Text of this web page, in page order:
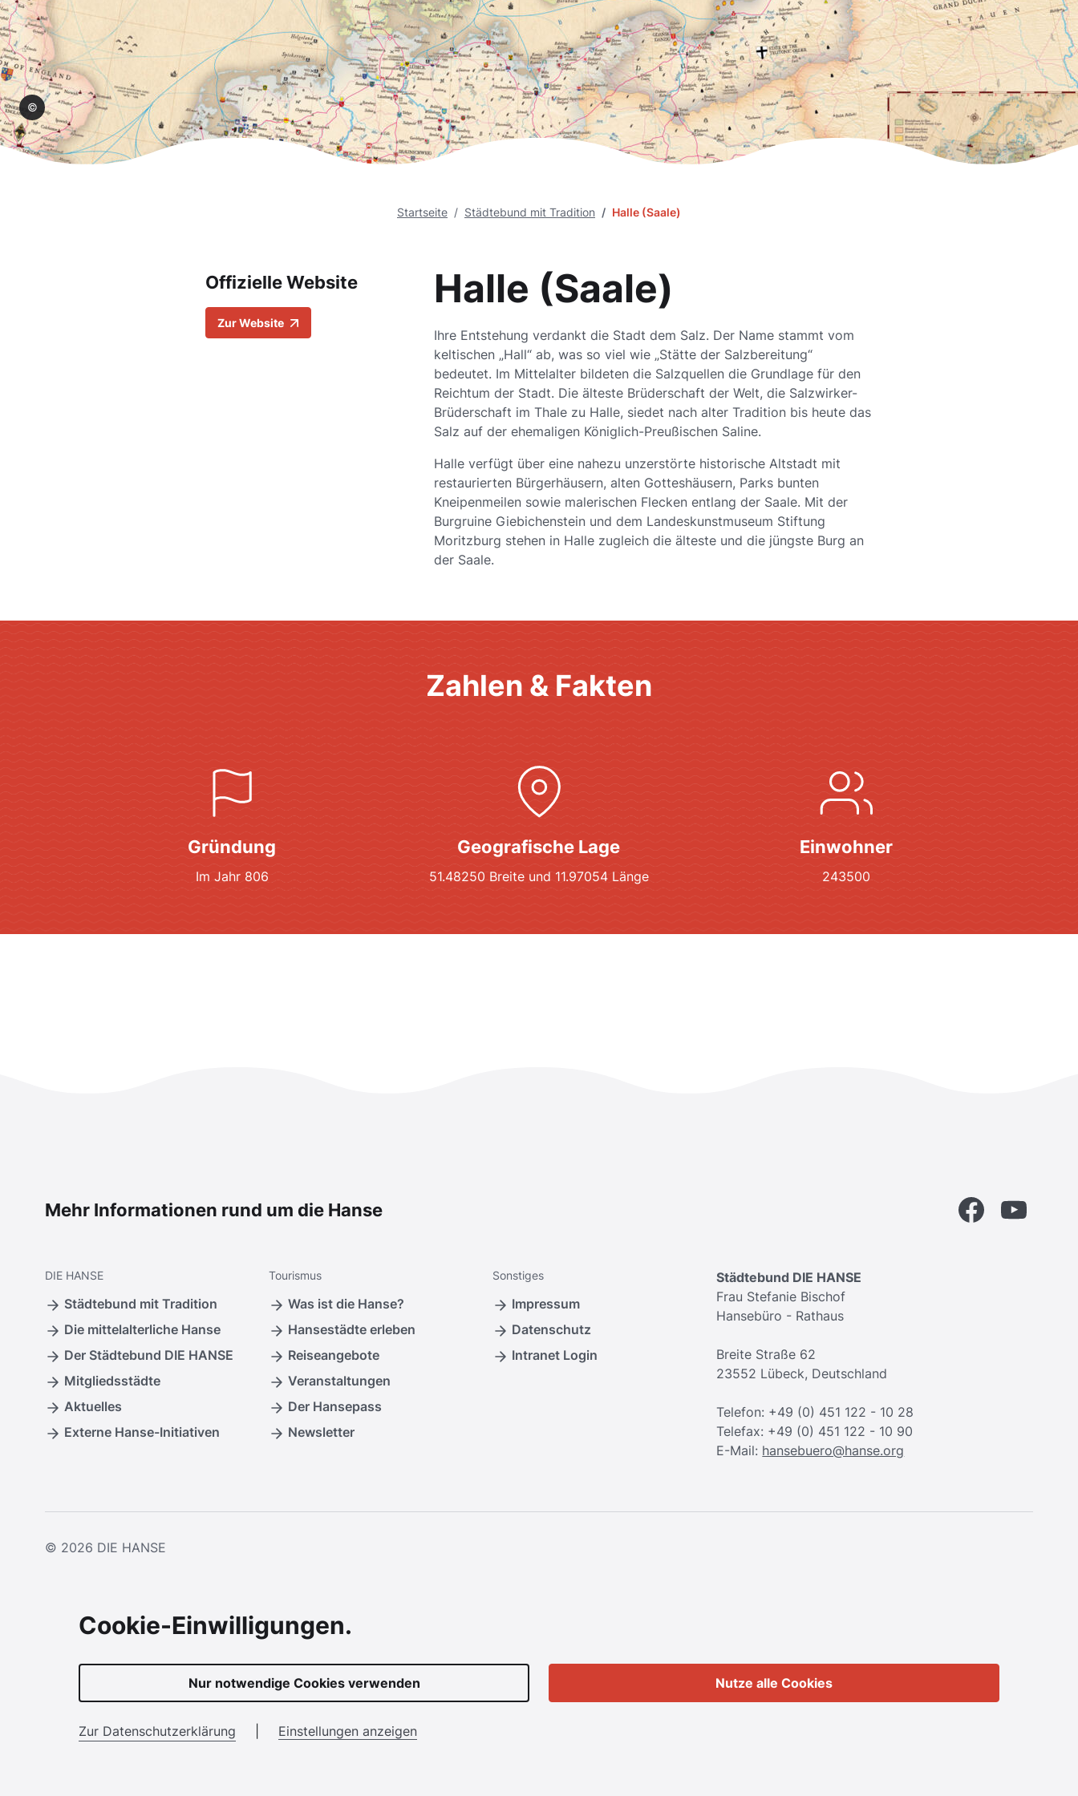
Cookie-Einwilligungen.
Zur Datenschutzerklärung Einstellungen anzeigen
Nur notwendige Cookies verwenden Nutze alle Cookies
Startseite Städtebund mit Tradition Halle (Saale)
Halle (Saale)
Ihre Entstehung verdankt die Stadt dem Salz. Der Name stammt vom
keltischen „Hall“ ab, was so viel wie „Stätte der Salzbereitung“
bedeutet. Im Mittelalter bildeten die Salzquellen die Grundlage für den
Reichtum der Stadt. Die älteste Brüderschaft der Welt, die Salzwirker-
Brüderschaft im Thale zu Halle, siedet nach alter Tradition bis heute das
Salz auf der ehemaligen Königlich-Preußischen Saline.
Halle verfügt über eine nahezu unzerstörte historische Altstadt mit
restaurierten Bürgerhäusern, alten Gotteshäusern, Parks bunten
Kneipenmeilen sowie malerischen Flecken entlang der Saale. Mit der
Burgruine Giebichenstein und dem Landeskunstmuseum Stiftung
Moritzburg stehen in Halle zugleich die älteste und die jüngste Burg an
der Saale.
Offizielle Website
Zur Website
Zahlen & Fakten
Gründung
Im Jahr 806
Geografische Lage
51.48250 Breite und 11.97054 Länge
Einwohner
243500
Mehr Informationen rund um die Hanse FacebookYouTube
DIE HANSE
Städtebund mit Tradition
Die mittelalterliche Hanse
Der Städtebund DIE HANSE
Mitgliedsstädte
Aktuelles
Externe Hanse-Initiativen
Tourismus
Was ist die Hanse?
Hansestädte erleben
Reiseangebote
Veranstaltungen
Der Hansepass
Newsletter
Sonstiges
Impressum
Datenschutz
Intranet Login
Städtebund DIE HANSE
Frau Stefanie Bischof
Hansebüro - Rathaus
Breite Straße 62
23552 Lübeck, Deutschland
Telefon: +49 (0) 451 122 - 10 28
Telefax: +49 (0) 451 122 - 10 90
E-Mail: hansebuero@hanse.org
© 2026 DIE HANSE